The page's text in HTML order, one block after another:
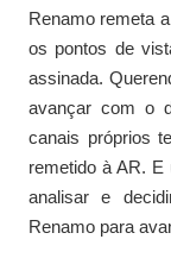
Renamo remeta
os pontos de
assinada.
avançar com o
canais próprios
remetido à AR.
analisar e
Renamo para